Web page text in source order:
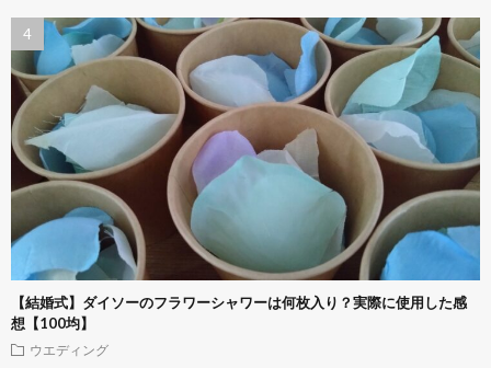
【結婚式】ダイソーのフラワーシャワーは何枚入り？実際に使用した感
想【100均】
ウエディング